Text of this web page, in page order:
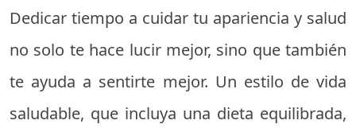
Dedicar tiempo a cuidar tu apariencia y salud
no solo te hace lucir mejor, sino que también
te ayuda a sentirte mejor. Un estilo de vida
saludable, que incluya una dieta equilibrada,